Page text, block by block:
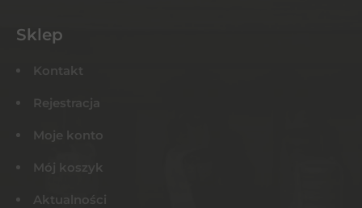
Sklep
Kontakt
Rejestracja
Moje konto
Mój koszyk
Aktualności